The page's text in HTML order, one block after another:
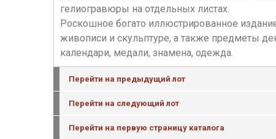
гелиогравюры на отдельных листах.
Роскошное богато иллюстрированное
живописи и скульптуре, а также предметы
календари, медали, знамена, одежда.
Перейти на предыдущий лот
Перейти на следующий лот
Перейти на первую страницу каталога